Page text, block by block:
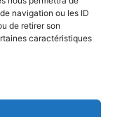
navigation ou les ID
de retirer son
caractéristiques
tenir informé des
nouveaux